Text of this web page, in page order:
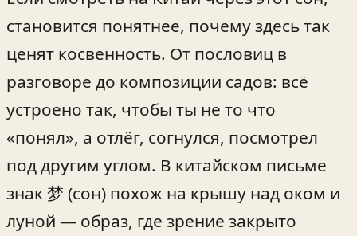
становится понятнее, почему здесь так
ценят косвенность. От пословиц в
разговоре до композиции садов: всё
устроено так, чтобы ты не то что
«понял», а отлёг, согнулся, посмотрел
под другим углом. В китайском письме
знак 梦 (сон) похож на крышу над оком и
луной — образ, где зрение закрыто